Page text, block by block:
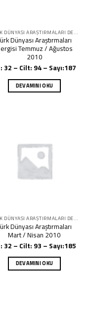
TÜRK DÜNYASI ARAŞTIRMALARI DERGISI
Dünyası Araştırmaları
Temmuz / Ağustos
2010
32 – Cilt: 94 – Sayı:187
DEVAMINI OKU
TÜRK DÜNYASI ARAŞTIRMALARI DERGISI
Dünyası Araştırmaları
Mart / Nisan 2010
32 – Cilt: 93 – Sayı:185
DEVAMINI OKU